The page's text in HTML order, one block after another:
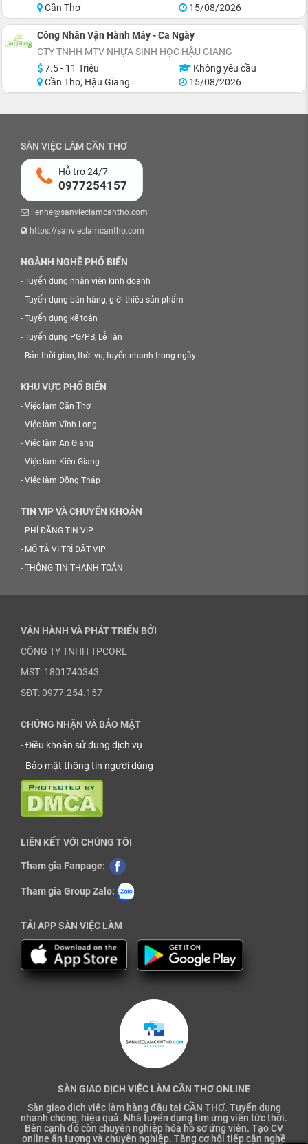
Cần Thơ
15/08/2026
Công Nhân Vận Hành Máy - Ca Ngày
CTY TNHH MTV NHỰA SINH HỌC HẬU GIANG
7.5 - 11 Triệu
Không yêu cầu
Cần Thơ, Hậu Giang
15/08/2026
SÀN VIỆC LÀM CẦN THƠ
Hỗ trợ 24/7
0977254157
lienhe@sanvieclamcantho.com
https://sanvieclamcantho.com
NGÀNH NGHỀ PHỔ BIẾN
- Tuyển dụng nhân viên kinh doanh
- Tuyển dụng bán hàng, giới thiệu sản phẩm
- Tuyển dụng kế toán
- Tuyển dụng PG/PB, Lễ Tân
- Bán thời gian, thời vụ, tuyển nhanh trong ngày
KHU VỰC PHỔ BIẾN
- Việc làm Cần Thơ
- Việc làm Vĩnh Long
- Việc làm An Giang
- Việc làm Kiên Giang
- Việc làm Đồng Tháp
TIN VIP VÀ CHUYỂN KHOẢN
- PHÍ ĐĂNG TIN VIP
- MÔ TẢ VỊ TRÍ ĐẶT VIP
- THÔNG TIN THANH TOÁN
VẬN HÀNH VÀ PHÁT TRIỂN BỞI
CÔNG TY TNHH TPCORE
MST: 1801740343
SĐT: 0977.254.157
CHỨNG NHẬN VÀ BẢO MẬT
-Điều khoản sử dụng dịch vụ
- Bảo mật thông tin người dùng
LIÊN KẾT VỚI CHÚNG TÔI
Tham gia Fanpage:
Tham gia Group Zalo:
TẢI APP SÀN VIỆC LÀM
SÀN GIAO DỊCH VIỆC LÀM CẦN THƠ ONLINE
Sàn giao dịch việc làm hàng đầu tại CẦN THƠ. Tuyển dụng
nhanh chóng, hiệu quả. Nhà tuyển dụng tìm ứng viên tức thời.
Bên cạnh đó còn chuyên nghiệp hóa hồ sơ ứng viên. Tạo CV
online ấn tượng và chuyên nghiệp. Tăng cơ hội tiếp cận nghề